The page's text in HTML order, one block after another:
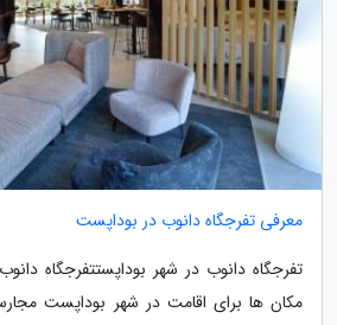
معرفی تفرجگاه دانوب در بوداپست
تفرجگاه دانوب در شهر بوداپستتفرجگاه
مکان ها برای اقامت در شهر بوداپست